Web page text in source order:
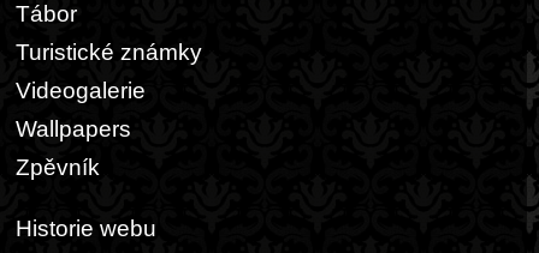
Tábor
Turistické známky
Videogalerie
Wallpapers
Zpěvník
Historie webu